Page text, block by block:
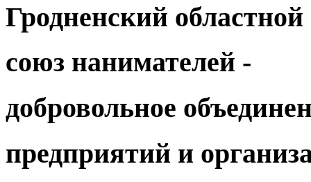
Гродненский областной
союз нанимателей -
добровольное
предприятий и